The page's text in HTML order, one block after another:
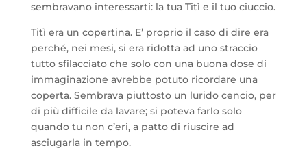
sembravano interessarti: la tua Titì e il tuo ciuccio.
Titì era un copertina. E’ proprio il caso di dire era
perché, nei mesi, si era ridotta ad uno straccio
tutto sfilacciato che solo con una buona dose di
immaginazione avrebbe potuto ricordare una
coperta. Sembrava piuttosto un lurido cencio, per
di più difficile da lavare; si poteva farlo solo
quando tu non c’eri, a patto di riuscire ad
asciugarla in tempo.